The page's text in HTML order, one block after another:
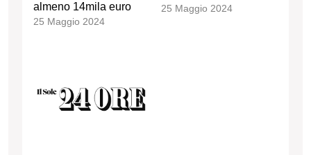
almeno 14mila euro
25 Maggio 2024
25 Maggio 2024